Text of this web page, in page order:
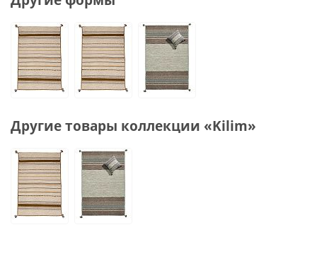
Другие товары коллекции «Kilim»